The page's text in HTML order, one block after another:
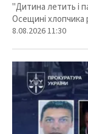
"Дитина летить і
Осещині хлопчика
8.08.2026 11:30